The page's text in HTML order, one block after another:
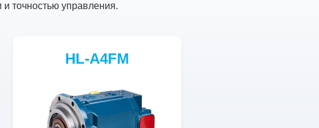
точностью управления.
HL-A4FM